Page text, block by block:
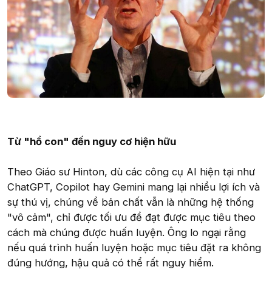
Từ "hổ con" đến nguy cơ hiện hữu
Theo Giáo sư Hinton, dù các công cụ AI hiện tại như
ChatGPT, Copilot hay Gemini mang lại nhiều lợi ích và
sự thú vị, chúng về bản chất vẫn là những hệ thống
"vô cảm", chỉ được tối ưu để đạt được mục tiêu theo
cách mà chúng được huấn luyện. Ông lo ngại rằng
nếu quá trình huấn luyện hoặc mục tiêu đặt ra không
đúng hướng, hậu quả có thể rất nguy hiểm.